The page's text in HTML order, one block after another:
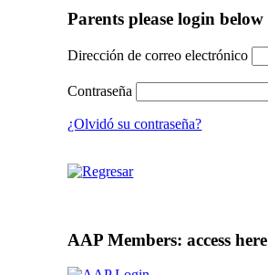
Parents please login below
Dirección de correo electrónico
Contraseña
¿Olvidó su contraseña?
AAP Members: access here